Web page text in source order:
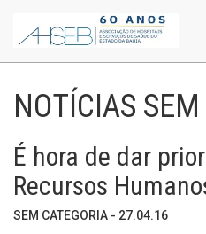
NOTÍCIAS
É hora de dar
Recursos
SEM CATEGORIA - 27.04.16